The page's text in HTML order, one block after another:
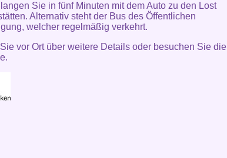
Sie in fünf Minuten mit dem Auto zu den Lost
Alternativ steht der Bus des Öffentlichen
welcher regelmäßig verkehrt.
vor Ort über weitere Details oder besuchen Sie die